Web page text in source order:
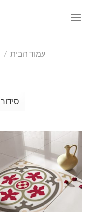
עמוד הבית /